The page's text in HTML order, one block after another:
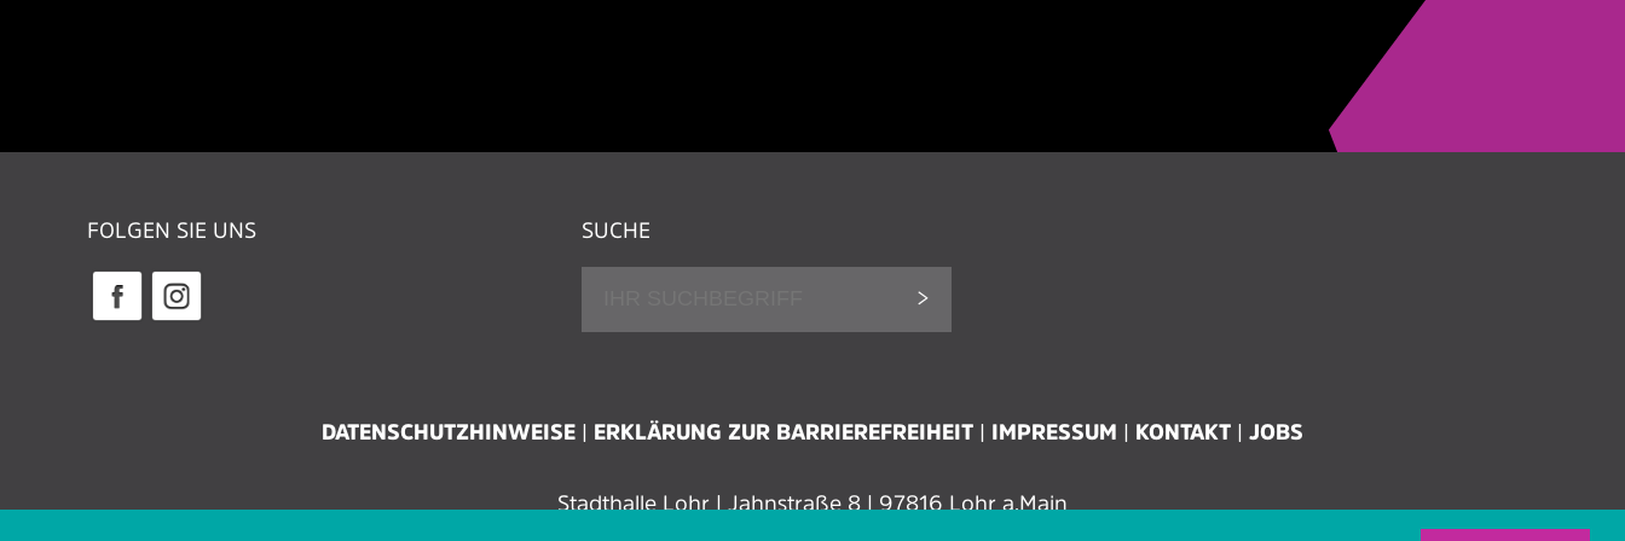
FOLGEN SIE UNS SUCHE
DATENSCHUTZHINWEISE ERKLÄRUNG ZUR BARRIEREFREIHEIT IMPRESSUM KONTAKT JOBS
Stadthalle Lohr | Jahnstraße 8 | 97816 Lohr a.Main